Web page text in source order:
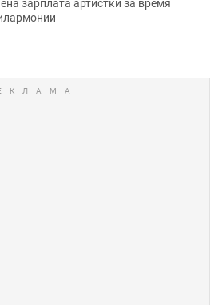
зарплата артистки за время